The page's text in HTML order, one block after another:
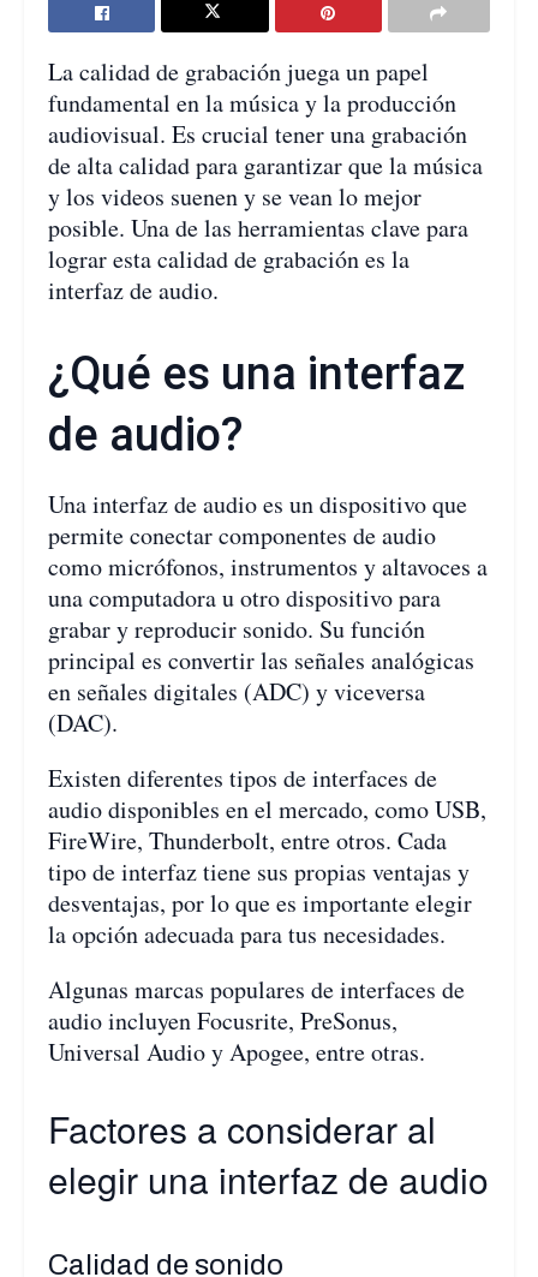
La calidad de grabación juega un papel
fundamental en la música y la producción
audiovisual. Es crucial tener una grabación
de alta calidad para garantizar que la música
y los videos suenen y se vean lo mejor
posible. Una de las herramientas clave para
lograr esta calidad de grabación es la
interfaz de audio.
¿Qué es una interfaz
de audio?
Una interfaz de audio es un dispositivo que
permite conectar componentes de audio
como micrófonos, instrumentos y altavoces a
una computadora u otro dispositivo para
grabar y reproducir sonido. Su función
principal es convertir las señales analógicas
en señales digitales (ADC) y viceversa
(DAC).
Existen diferentes tipos de interfaces de
audio disponibles en el mercado, como USB,
FireWire, Thunderbolt, entre otros. Cada
tipo de interfaz tiene sus propias ventajas y
desventajas, por lo que es importante elegir
la opción adecuada para tus necesidades.
Algunas marcas populares de interfaces de
audio incluyen Focusrite, PreSonus,
Universal Audio y Apogee, entre otras.
Factores a considerar al
elegir una interfaz de audio
Calidad de sonido